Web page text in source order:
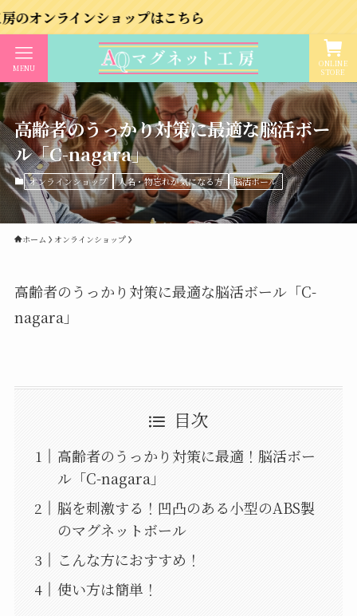
ンショップはこちら
ONLINE
STORE
MENU
高齢者のうっかり対策に最適な脳活ボー
ル「C-nagara」
オンラインショップ 人名・物忘れが気になる方 脳活ボール
ホーム オンラインショップ
高齢者のうっかり対策に最適な脳活ボール「C-
nagara」
目次
高齢者のうっかり対策に最適！脳活ボー
ル「C-nagara」
脳を刺激する！凹凸のある小型のABS製
のマグネットボール
こんな方におすすめ！
使い方は簡単！